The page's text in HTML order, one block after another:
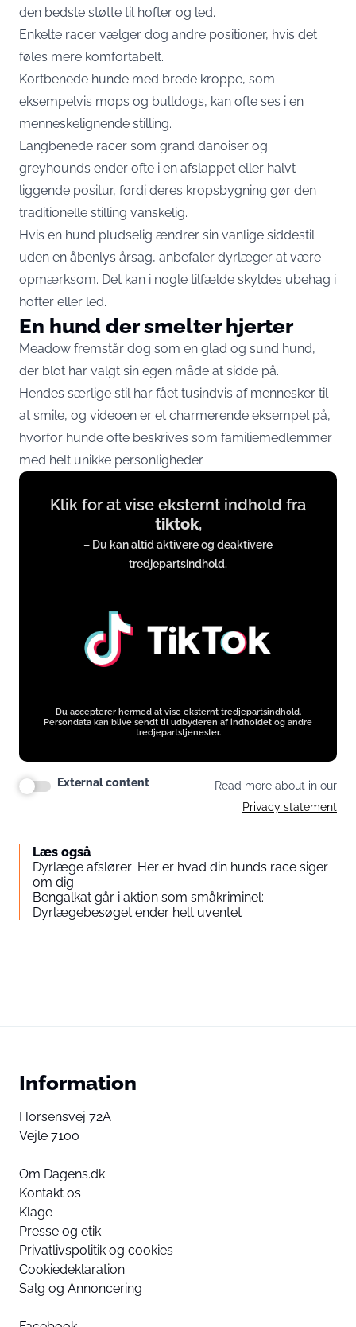
den bedste støtte til hofter og led.
Enkelte racer vælger dog andre positioner, hvis det
føles mere komfortabelt.
Kortbenede hunde med brede kroppe, som
eksempelvis mops og bulldogs, kan ofte ses i en
menneskelignende stilling.
Langbenede racer som grand danoiser og
greyhounds ender ofte i en afslappet eller halvt
liggende positur, fordi deres kropsbygning gør den
traditionelle stilling vanskelig.
Hvis en hund pludselig ændrer sin vanlige siddestil
uden en åbenlys årsag, anbefaler dyrlæger at være
opmærksom. Det kan i nogle tilfælde skyldes ubehag i
hofter eller led.
En hund der smelter hjerter
Meadow fremstår dog som en glad og sund hund,
der blot har valgt sin egen måde at sidde på.
Hendes særlige stil har fået tusindvis af mennesker til
at smile, og videoen er et charmerende eksempel på,
hvorfor hunde ofte beskrives som familiemedlemmer
med helt unikke personligheder.
Display
content
www.tiktok.com
Klik for at vise eksternt indhold fra
tiktok,
– Du kan altid aktivere og deaktivere
tredjepartsindhold.
Du accepterer hermed at vise eksternt tredjepartsindhold.
Persondata kan blive sendt til udbyderen af indholdet og andre
tredjepartstjenester.
External content
Read more about in our
Privacy statement
Læs også
Dyrlæge afslører: Her er hvad din hunds race siger
om dig
Bengalkat går i aktion som småkriminel:
Dyrlægebesøget ender helt uventet
Information
Horsensvej 72A
Vejle 7100
Om Dagens.dk
Kontakt os
Klage
Presse og etik
Privatlivspolitik og cookies
Cookiedeklaration
Salg og Annoncering